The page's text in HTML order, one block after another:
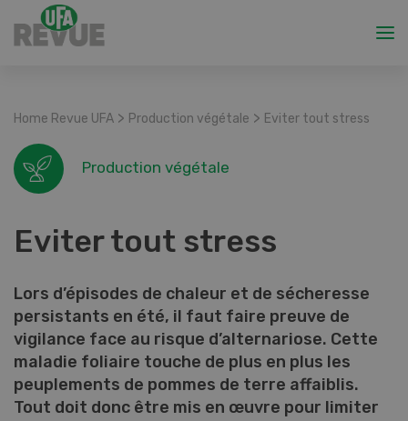
Home Revue UFA > Production végétale > Eviter tout stress
Production végétale
Eviter tout stress
Lors d’épisodes de chaleur et de sécheresse
persistants en été, il faut faire preuve de
vigilance face au risque d’alternariose. Cette
maladie foliaire touche de plus en plus les
peuplements de pommes de terre affaiblis.
Tout doit donc être mis en œuvre pour limiter